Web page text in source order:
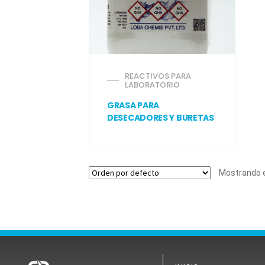
REACTIVOS PARA
LABORATORIO
GRASA PARA
DESECADORES Y BURETAS
Mostrando